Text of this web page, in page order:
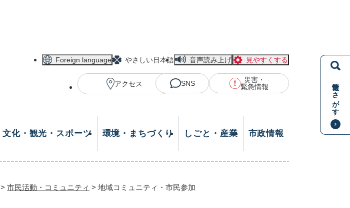
情報をさがす
Foreign language やさしい日本語 音声読み上げ 見やすくする
アクセス SNS
災害・
緊急情報
文化・観光・スポーツ 環境・まちづくり しごと・産業 市政情報
> 市民活動・コミュニティ > 地域コミュニティ・市民参加